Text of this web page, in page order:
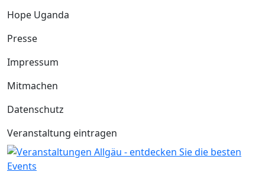
Hope Uganda
Presse
Impressum
Mitmachen
Datenschutz
Veranstaltung eintragen